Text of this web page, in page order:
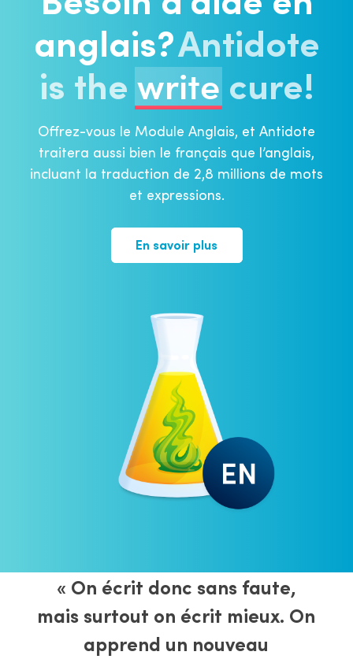
anglais?Antidote
is the write cure!
Offrez-vous le Module Anglais, et Antidote
traitera aussi bien le français que l’anglais,
incluant la traduction de 2,8 millions de mots
et expressions.
En savoir plus
« On écrit donc sans faute,
mais surtout on écrit mieux. On
apprend un nouveau